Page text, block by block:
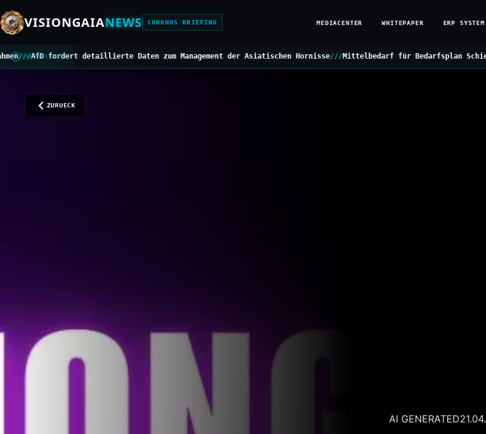
VISIONGAIANEWS CHRONOS BRIEFING MEDIACENTER WHITEPAPER ERP SYSTEM
CHRONOS BUS
Daten zum Management der Asiatischen Hornisse ///Mittelbedarf für Bedarfsplan Schiene bis 2032///
ZURUECK
AI GENERATED